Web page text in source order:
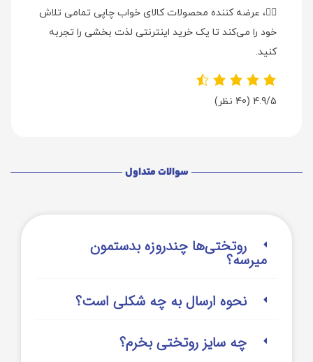
👉🏻، عرضه کننده محصولات کالای خواب چاپی تمامی تلاش
خود را می‌کند تا یک خرید اینترنتی لذت بخشی را تجربه
کنید.
4.9/5 (40 نظر)
سوالات متداول
روتختی‌‌ها چندروزه بدستمون
میرسه؟
نحوه ارسال به چه شکلی است؟
چه سایز روتختی بخرم؟